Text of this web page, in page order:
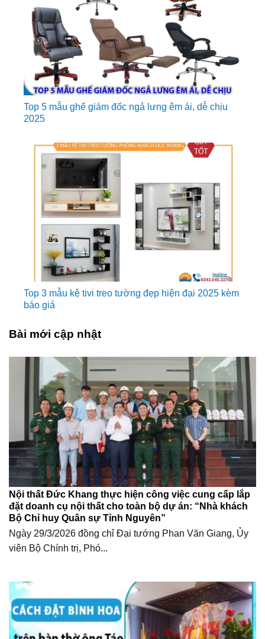
Top 5 mẫu ghế giám đốc ngả lưng êm ái, dễ chịu
2025
Top 3 mẫu kệ tivi treo tường đẹp hiện đại 2025 kèm
báo giá
Bài mới cập nhật
Nội thất Đức Khang thực hiện công việc cung cấp lắp
đặt doanh cụ nội thất cho toàn bộ dự án: “Nhà khách
Bộ Chỉ huy Quân sự Tỉnh Nguyên”
Ngày 29/3/2026 đồng chỉ Đại tướng Phan Văn Giang, Ủy
viên Bộ Chính trị, Phó...